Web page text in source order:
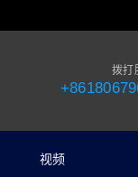
拨打
视频